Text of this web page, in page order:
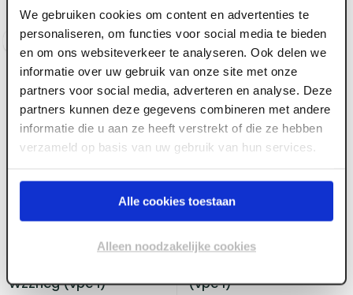
We gebruiken cookies om content en advertenties te
personaliseren, om functies voor social media te bieden
en om ons websiteverkeer te analyseren. Ook delen we
informatie over uw gebruik van onze site met onze
partners voor social media, adverteren en analyse. Deze
partners kunnen deze gegevens combineren met andere
informatie die u aan ze heeft verstrekt of die ze hebben
verzameld op basis van uw gebruik van hun services.
Alle cookies toestaan
Alleen noodzakelijke cookies
Voorraad: 4
Log in voor prijzen
Voorraad: 3
Log in voor prijzen
Rotec HM zaagblad
voor handmachines,
WZZneg (vpe 1)
ART005436
Rotec HM zaagblad
voor handmachines,
(vpe 1)